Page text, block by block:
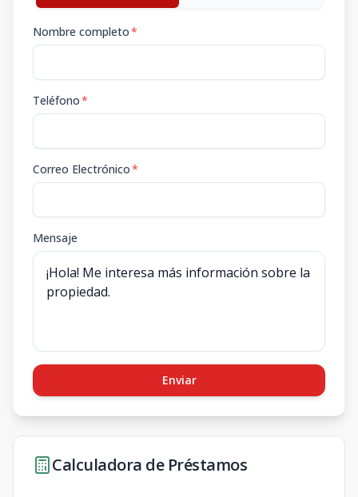
Nombre completo*
Teléfono*
Correo Electrónico*
Mensaje
Enviar
Calculadora de Préstamos